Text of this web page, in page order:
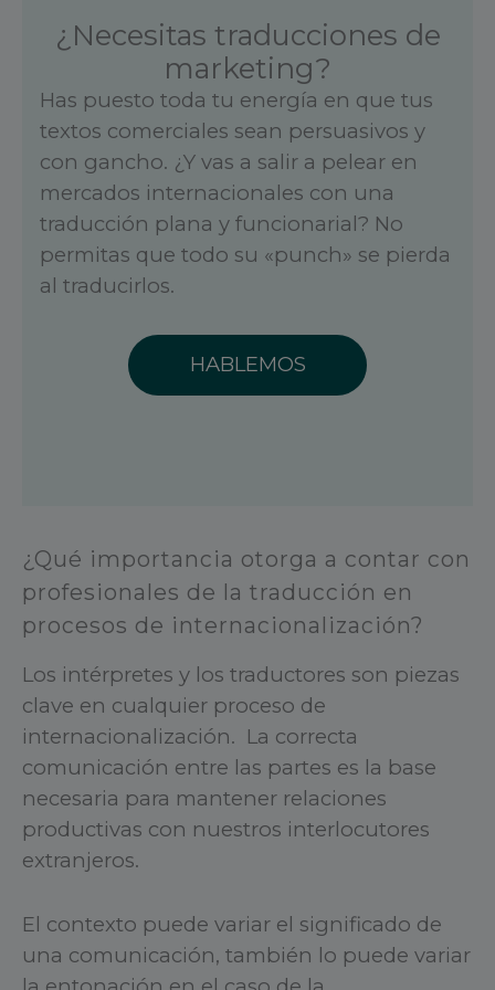
¿Necesitas traducciones de
marketing?
Has puesto toda tu energía en que tus
textos comerciales sean persuasivos y
con gancho. ¿Y vas a salir a pelear en
mercados internacionales con una
traducción plana y funcionarial? No
permitas que todo su «punch» se pierda
al traducirlos.
HABLEMOS
¿Qué importancia otorga a contar con
profesionales de la traducción en
procesos de internacionalización?
Los intérpretes y los traductores son piezas
clave en cualquier proceso de
internacionalización. La correcta
comunicación entre las partes es la base
necesaria para mantener relaciones
productivas con nuestros interlocutores
extranjeros.
El contexto puede variar el significado de
una comunicación, también lo puede variar